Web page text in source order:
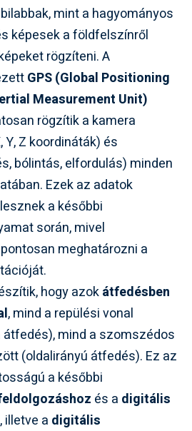
mint a hagyományos
képesek a földfelszínről
rögzíteni. A
GPS (Global Positioning
Measurement Unit)
rögzítik a kamera
Z koordináták) és
bólintás, elfordulás) minden
Ezek az adatok
a későbbi
során, mivel
meghatározni a
hogy azokátfedésben
, mind a repülési vonal
mind a szomszédos
(oldalirányú átfedés). Ez az
a későbbi
és a digitális
, illetve a digitális